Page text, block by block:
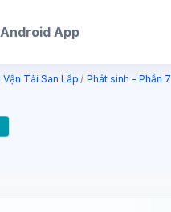
Android App
Tải San Lấp Phát sinh - Phần 7